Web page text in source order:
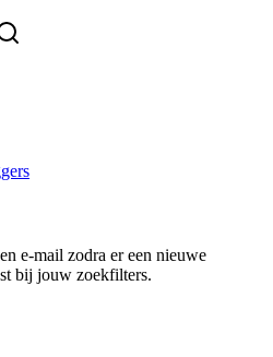
e-mail zodra er een nieuwe
bij jouw zoekfilters.